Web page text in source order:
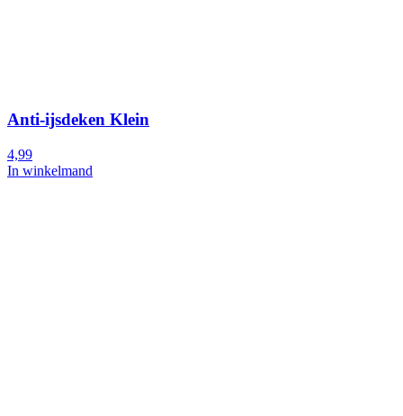
Anti-ijsdeken Klein
4,99
In winkelmand